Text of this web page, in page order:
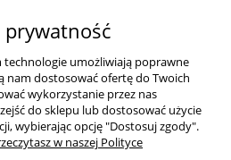
prywatność
technologie umożliwiają poprawne
nam dostosować ofertę do Twoich
wykorzystanie przez nas
do sklepu lub dostosować użycie
wybierając opcję "Dostosuj zgody".
w naszej Polityce